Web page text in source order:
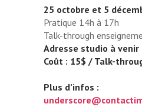
25 octobre et 5
Pratique 14h à 17h
Talk-through
Adresse studio à venir
Coût : 15$ / Talk-
Plus d’infos :